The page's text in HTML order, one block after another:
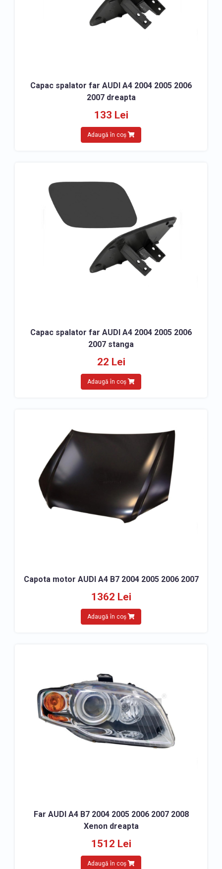
Capac spalator far AUDI A4 2004 2005 2006
2007 dreapta
133 Lei
Adaugă în coș
Capac spalator far AUDI A4 2004 2005 2006
2007 stanga
22 Lei
Adaugă în coș
Capota motor AUDI A4 B7 2004 2005 2006 2007
1362 Lei
Adaugă în coș
Far AUDI A4 B7 2004 2005 2006 2007 2008
Xenon dreapta
1512 Lei
Adaugă în coș